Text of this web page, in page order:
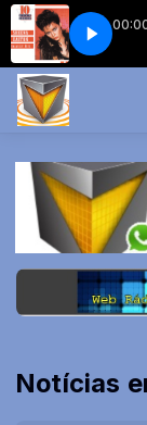
RJB Over You
Notícias